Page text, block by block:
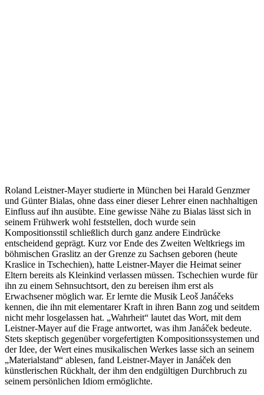
Roland Leistner-Mayer studierte in München bei Harald Genzmer
und Günter Bialas, ohne dass einer dieser Lehrer einen nachhaltigen
Einfluss auf ihn ausübte. Eine gewisse Nähe zu Bialas lässt sich in
seinem Frühwerk wohl feststellen, doch wurde sein
Kompositionsstil schließlich durch ganz andere Eindrücke
entscheidend geprägt. Kurz vor Ende des Zweiten Weltkriegs im
böhmischen Graslitz an der Grenze zu Sachsen geboren (heute
Kraslice in Tschechien), hatte Leistner-Mayer die Heimat seiner
Eltern bereits als Kleinkind verlassen müssen. Tschechien wurde für
ihn zu einem Sehnsuchtsort, den zu bereisen ihm erst als
Erwachsener möglich war. Er lernte die Musik Leoš Janáčeks
kennen, die ihn mit elementarer Kraft in ihren Bann zog und seitdem
nicht mehr losgelassen hat. „Wahrheit“ lautet das Wort, mit dem
Leistner-Mayer auf die Frage antwortet, was ihm Janáček bedeute.
Stets skeptisch gegenüber vorgefertigten Kompositionssystemen und
der Idee, der Wert eines musikalischen Werkes lasse sich an seinem
„Materialstand“ ablesen, fand Leistner-Mayer in Janáček den
künstlerischen Rückhalt, der ihm den endgültigen Durchbruch zu
seinem persönlichen Idiom ermöglichte.